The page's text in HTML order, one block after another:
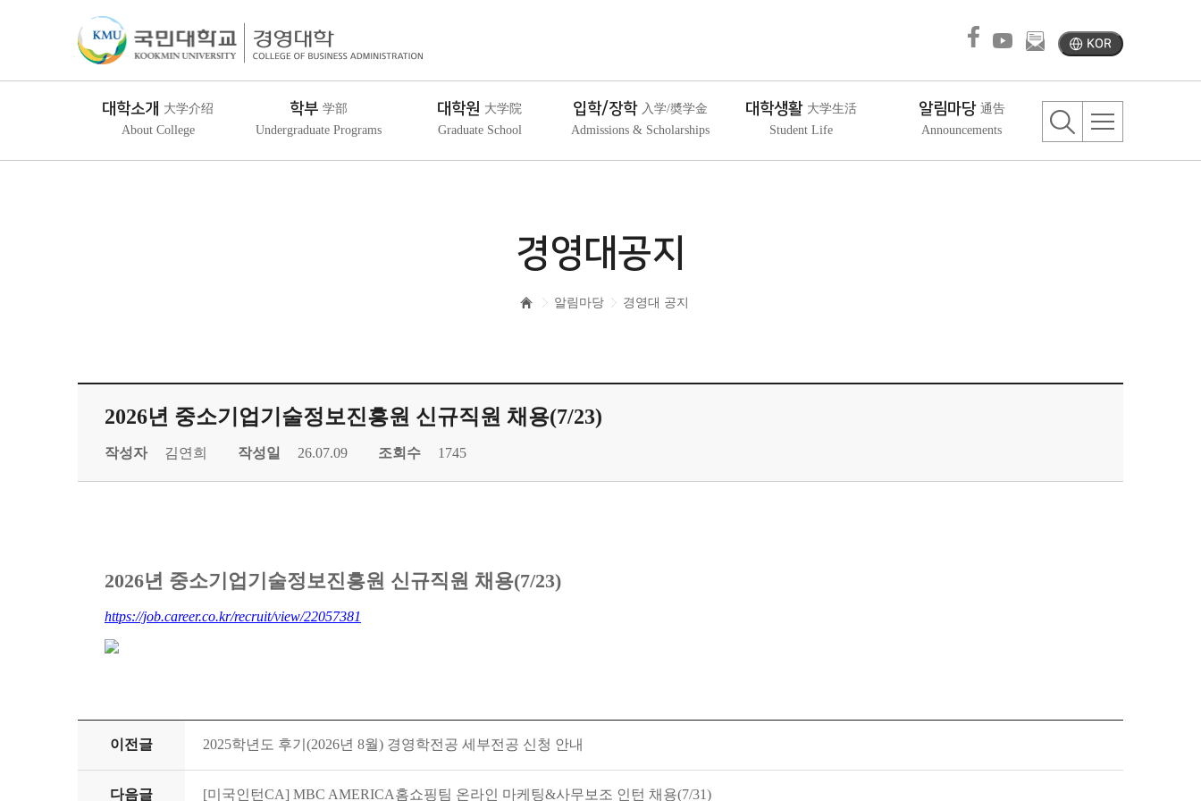
KOR
대학소개 大学介绍
About College
학부 学部
Undergraduate Programs
대학원 大学院
Graduate School
입학/장학 入学/奬学金
Admissions & Scholarships
대학생활 大学生活
Student Life
알림마당 通告
Announcements
경영대공지
알림마당 경영대 공지
2026년 중소기업기술정보진흥원 신규직원 채용(7/23)
작성자 김연희 작성일 26.07.09 조회수 1745
2026년 중소기업기술정보진흥원 신규직원 채용(7/23)
https://job.career.co.kr/recruit/view/22057381
이전글 2025학년도 후기(2026년 8월) 경영학전공 세부전공 신청 안내
다음글 [미국인턴CA] MBC AMERICA홈쇼핑팀 온라인 마케팅&사무보조 인턴 채용(7/31)